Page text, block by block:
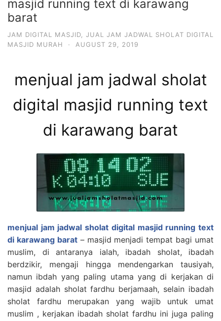
masjid running text di karawang
barat
JAM DIGITAL MASJID
JUAL JAM JADWAL SHOLAT DIGITAL
MASJID MURAH
· AUGUST 29, 2019
menjual jam jadwal sholat
digital masjid running text
di karawang barat
menjual jam jadwal sholat digital masjid running text
di karawang barat – masjid menjadi tempat bagi umat
muslim, di antaranya ialah, ibadah sholat, ibadah
berdzikir, mengaji hingga mendengarkan tausiyah,
namun ibdah yang paling utama yang di kerjakan di
masjid adalah sholat fardhu berjamaah, selain ibadah
sholat fardhu merupakan yang wajib untuk umat
muslim , kerjakan ibadah sholat fardhu ini juga paling